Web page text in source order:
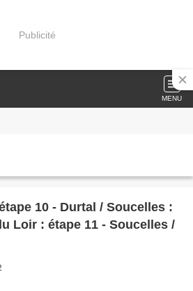
Publicité
MENU
10 - Durtal / Soucelles :
Loir : étape 11 - Soucelles /